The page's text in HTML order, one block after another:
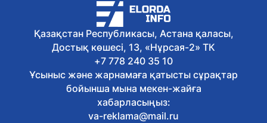
ақпаратқа қатысты түсініктеме берді
Бүгін, 12:08
Ұлттық музейде Абай күніне арналған
тақырыптық экскурсия өтті
Бүгін, 11:47
бұқаралық велошеру өтті
Бүгін, 11:03
Қазақстандық ЖОО-лар
талапкерлерге 2 мыңнан астам грант
Қазақстан Республикасы, Астана қаласы,
Достық көшесі, 13, «Нұрсая-2» ТК
+7 778 240 35 10
Ұсыныс және жарнамаға қатысты сұрақтар
бойынша мына мекен-жайға
хабарласыңыз:
va-reklama@mail.ru